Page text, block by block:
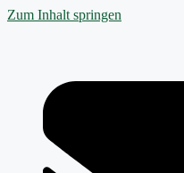
Zum Inhalt springen